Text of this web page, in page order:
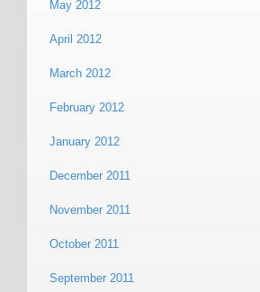
May 2012
April 2012
March 2012
February 2012
January 2012
December 2011
November 2011
October 2011
September 2011